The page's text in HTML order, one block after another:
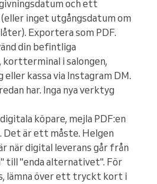
och ett
inget utgångsdatum om
Exportera som PDF.
din befintliga
kortterminal i salongen,
kassa via Instagram DM.
har. Inga nya verktyg
köpare, mejla PDF:en
Det är ett måste. Helgen
när digital leverans går från
till "enda alternativet". För
lämna över ett tryckt kort i